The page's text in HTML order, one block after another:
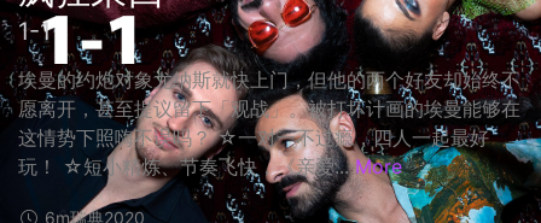
1-1
埃曼的约炮对象尤纳斯就快上门，但他的两个好友却始终不
愿离开，甚至提议留下「观战」。被打坏计画的埃曼能够在
这情势下照嗨不误吗？ ☆一对一不过瘾，四人一起最好
玩！ ☆短小精炼、节奏飞快，《亲爱... More
6m瑞典2020